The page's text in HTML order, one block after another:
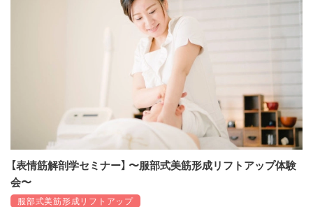
【表情筋解剖学セミナー】 〜服部式美筋形成リフトアップ体験
会〜
服部式美筋形成リフトアップ